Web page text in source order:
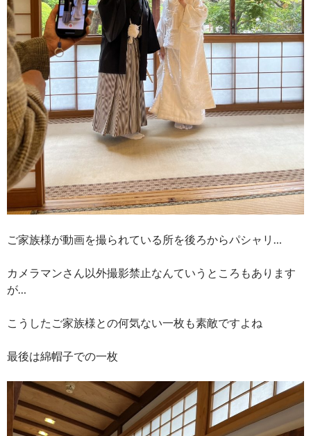
ご家族様が動画を撮られている所を後ろからパシャリ…
カメラマンさん以外撮影禁止なんていうところもあります
が…
こうしたご家族様との何気ない一枚も素敵ですよね
最後は綿帽子での一枚